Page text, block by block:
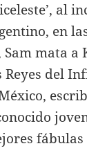
al
en
mata
Reyes del